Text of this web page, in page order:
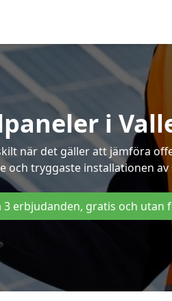
i
när det gäller att jämföra
och tryggaste installationen
3 erbjudanden, gratis och utan